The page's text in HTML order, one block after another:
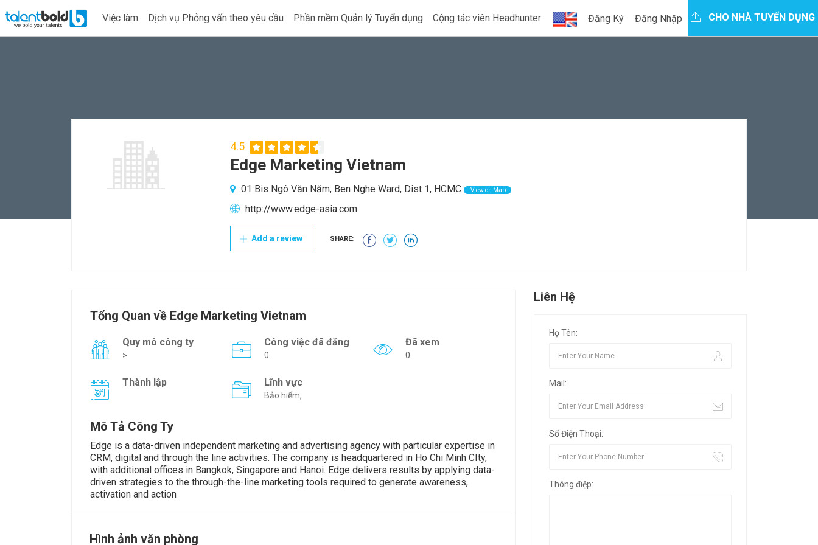
Việc làm Dịch vụ Phỏng vấn theo yêu cầu Phần mềm Quản lý Tuyển dụng Cộng tác viên Headhunter Đăng Ký Đăng Nhập CHO NHÀ TUYỂN DỤNG
4.5
Edge Marketing Vietnam
01 Bis Ngô Văn Năm, Ben Nghe Ward, Dist 1, HCMC View on Map
http://www.edge-asia.com
Add a review SHARE:
Tổng Quan về Edge Marketing Vietnam
Quy mô công ty
>
Công việc đã đăng
0
Đã xem
0
Thành lập Lĩnh vực
Bảo hiểm,
Mô Tả Công Ty
Edge is a data-driven independent marketing and advertising agency with particular expertise in
CRM, digital and through the line activities. The company is headquartered in Ho Chi Minh CIty,
with additional offices in Bangkok, Singapore and Hanoi. Edge delivers results by applying data-
driven strategies to the through-the-line marketing tools required to generate awareness,
activation and action
Hình ảnh văn phòng
Liên Hệ
Họ Tên:
Mail:
Số Điện Thoại:
Thông điệp: